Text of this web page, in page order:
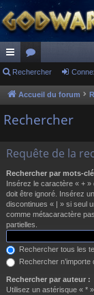
ac
co
ur
s
or
u
m
Rechercher
Accueil du forum
Rechercher
Requête de la
Rechercher par mots-
Insérez le caractère « +
doit être ignoré. Insérez
discontinues « | » si seul
comme métacaractère
partielles.
Rechercher tous les
Rechercher
Rechercher par auteur :
Utilisez un astérisque « *